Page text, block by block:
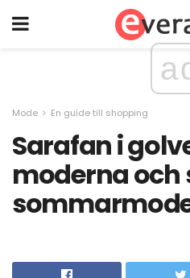
Mode En guide till shopping
Sarafan i
moderna och